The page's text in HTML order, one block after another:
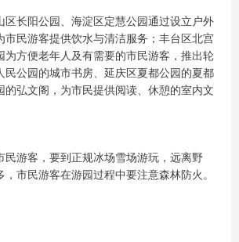
区长阳公园、海淀区定慧公园通过设立户外
市民游客提供饮水与清洁服务；丰台区北宫
为方便老年人及有需要的市民游客，推出轮
民公园的城市书房、延庆区夏都公园的夏都
的弘文阁，为市民提供阅读、休憩的室内文
民游客，要到正规冰场雪场游玩，远离野
市民游客在游园过程中要注意森林防火。